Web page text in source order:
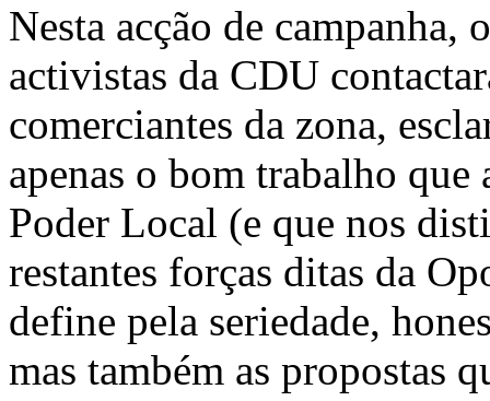
Nesta acção de campanha,
activistas da CDU
comerciantes da zona,
apenas o bom trabalho
Poder Local (e que nos
restantes forças ditas da
define pela seriedade,
mas também as propostas